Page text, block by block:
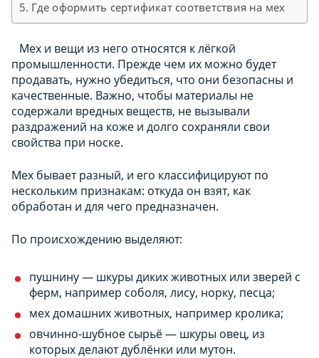
Где оформить сертификат соответствия на мех
Мех и вещи из него относятся к лёгкой
промышленности. Прежде чем их можно будет
продавать, нужно убедиться, что они безопасны и
качественные. Важно, чтобы материалы не
содержали вредных веществ, не вызывали
раздражений на коже и долго сохраняли свои
свойства при носке.
Мех бывает разный, и его классифицируют по
нескольким признакам: откуда он взят, как
обработан и для чего предназначен.
По происхождению выделяют:
пушнину — шкуры диких животных или зверей с
ферм, например соболя, лису, норку, песца;
мех домашних животных, например кролика;
овчинно-шубное сырьё — шкуры овец, из
которых делают дублёнки или мутон.